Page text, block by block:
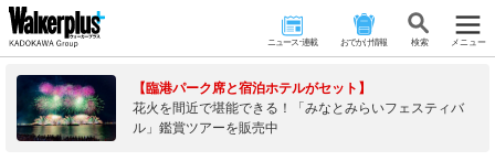
ニュース･連載 おでかけ情報 検 索 メニュー
【臨港パーク席と宿泊ホテルがセット】
花火を間近で堪能できる！「みなとみらいフェスティバ
ル」鑑賞ツアーを販売中